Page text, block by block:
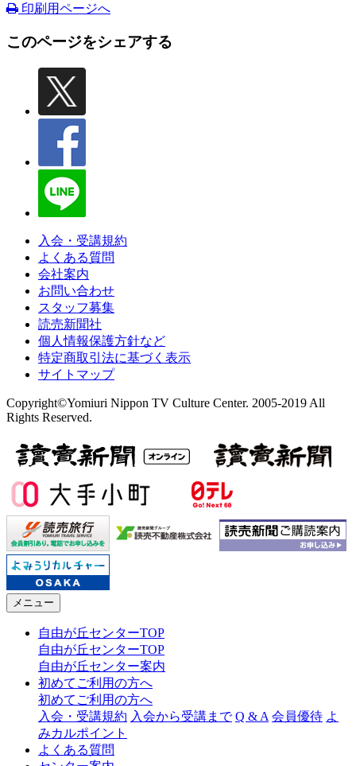
印刷用ページへ
このページをシェアする
入会・受講規約
よくある質問
会社案内
お問い合わせ
スタッフ募集
読売新聞社
個人情報保護方針など
特定商取引法に基づく表示
サイトマップ
Copyright©Yomiuri Nippon TV Culture Center. 2005-2019 All
Rights Reserved.
メニュー
自由が丘センターTOP
自由が丘センターTOP
自由が丘センター案内
初めてご利用の方へ
初めてご利用の方へ
入会・受講規約 入会から受講まで Q & A 会員優待 よ
みカルポイント
よくある質問